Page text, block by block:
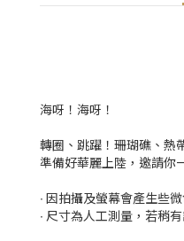
海呀！海呀！
轉圈、跳躍！珊瑚礁、熱
準備好華麗上陸，邀請你
∙ 因拍攝及螢幕會產生些
∙ 尺寸為人工測量，若稍